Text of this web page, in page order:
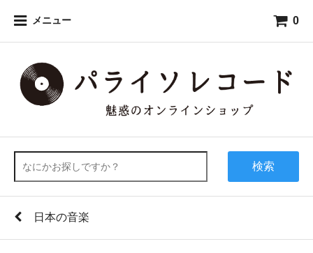
メニュー 0
検索
日本の音楽